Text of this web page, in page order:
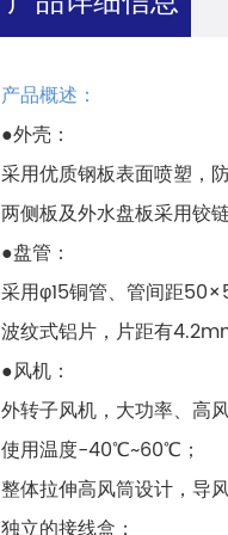
产品概述：
●外壳：
采用优质钢板表面喷塑，
两侧板及外水盘板采用铰
●盘管：
采用φ15铜管、管间距
波纹式铝片，片距有
●风机：
外转子风机，大功率、高
使用温度-40℃~60℃；
整体拉伸高风筒设计，导